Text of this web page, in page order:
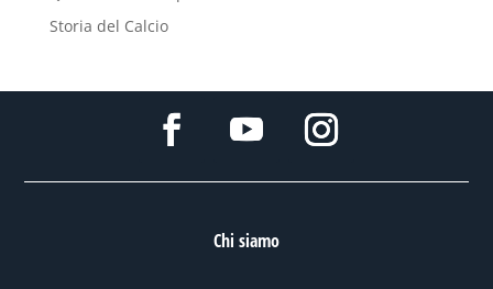
Storia del Calcio
Chi siamo